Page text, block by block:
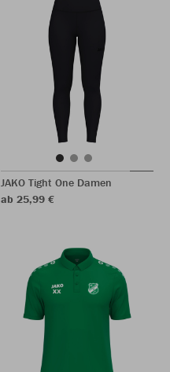
JAKO Tight One Damen
ab 25,99 €